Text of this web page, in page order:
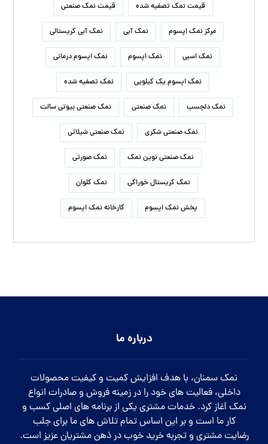
قیمت نمک تصفیه شده قیمت نمک صنعتی
مرکز نمک اپسوم نمک آبی نمک آبی کریستالی
نمک اسبی نمک اپسوم نمک اپسوم درمانی
نمک اپسوم یک کیلویی نمک تصفیه شده
نمک دلچسب نمک صنعتی نمک صنعتی بیوتی سالت
نمک صنعتی شکری نمک صنعتی شیلاتی
نمک صنعتی نوین نمک نمک صورتی
نمک کریستال خوراکی نمک کلوان
پخش نمک اپسوم کارخانه نمک اپسوم
درباره ما
نمک سمنان، با هدف افزایش کمیت و کیفیت محصولات
داخلی، فعالیت های خود را در زمینه فروش و صادرات انواع
نمک آغاز کرد. خدمات مشتری یکی از برنامه های اصلی کسب و
کار ما است و بر این اساس تمام تلاش های ما برای جلب
رضایت مشتری و تجربه خرید خوب در ذهن مشتریان عزیز است.